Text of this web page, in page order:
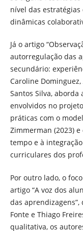
nível das
dinâmicas
Já o artigo
autorregulação das
secundário:
Caroline
Santos Silva, aborda
envolvidos no
práticas com o
Zimmerman (2023)
tempo e à
curriculares dos
Por outro lado, o
artigo “A voz dos
das aprendizagens”,
Fonte e Thiago
qualitativa, os